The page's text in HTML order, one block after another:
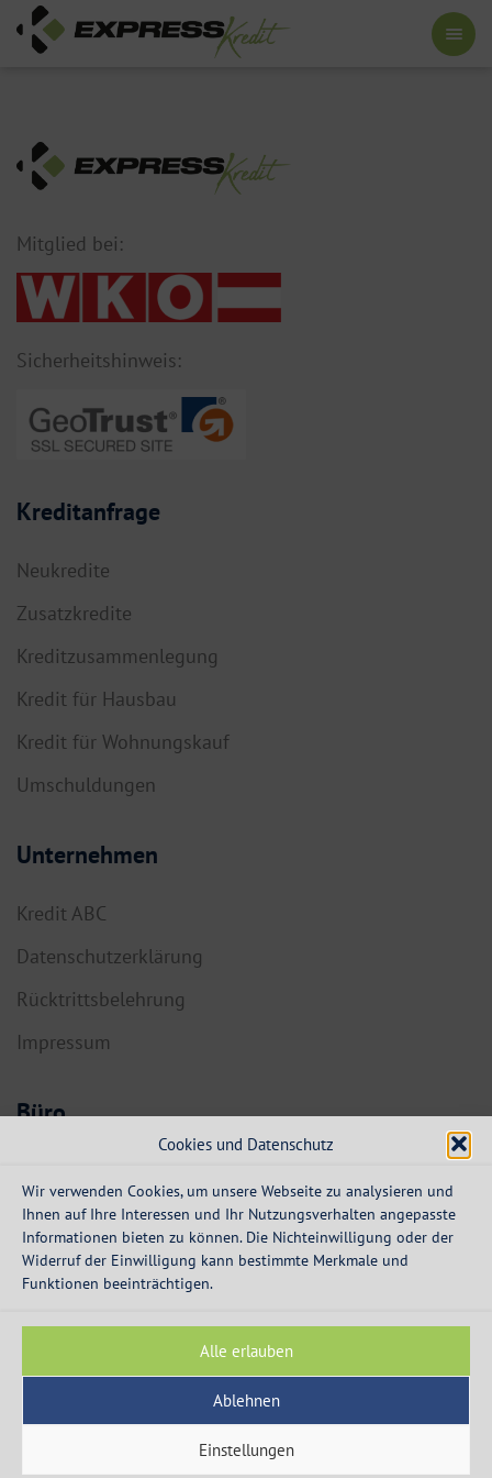
Cookies und Datenschutz
Wir verwenden Cookies, um unsere Webseite zu analysieren und
Ihnen auf Ihre Interessen und Ihr Nutzungsverhalten angepasste
Informationen bieten zu können. Die Nichteinwilligung oder der
Widerruf der Einwilligung kann bestimmte Merkmale und
Funktionen beeinträchtigen.
Alle erlauben
Ablehnen
Einstellungen
Mitglied bei:
Sicherheitshinweis:
Kreditanfrage
Neukredite
Zusatzkredite
Kreditzusammenlegung
Kredit für Hausbau
Kredit für Wohnungskauf
Umschuldungen
Unternehmen
Kredit ABC
Datenschutzerklärung
Rücktrittsbelehrung
Impressum
Büro
Dorf 55a
info@expresskredit.at
MO-DO:
08:30 – 12:30 Uhr
13:30 – 16:00 Uhr
© 2003 - 2026 - Express Kredit - die Spezialisten für